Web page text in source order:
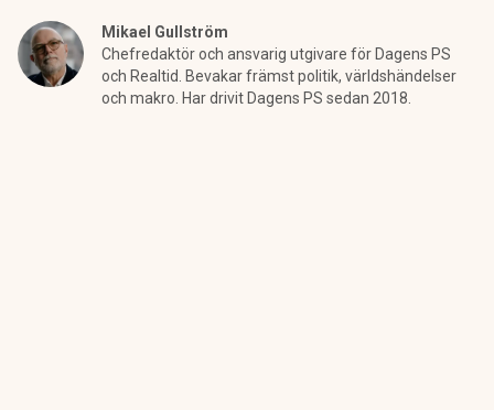
Mikael Gullström
Chefredaktör och ansvarig utgivare för Dagens PS
och Realtid. Bevakar främst politik, världshändelser
och makro. Har drivit Dagens PS sedan 2018.